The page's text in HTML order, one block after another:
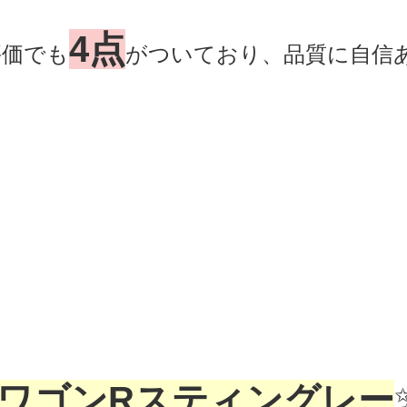
でも4点がついており、品質に自信